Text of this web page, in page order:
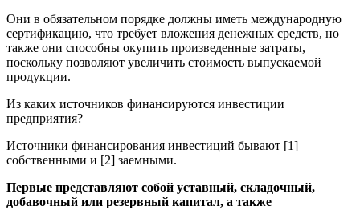
Они в обязательном порядке должны иметь международную
сертификацию, что требует вложения денежных средств, но
также они способны окупить произведенные затраты,
поскольку позволяют увеличить стоимость выпускаемой
продукции.
Из каких источников финансируются инвестиции
предприятия?
Источники финансирования инвестиций бывают [1]
собственными и [2] заемными.
Первые представляют собой уставный, складочный,
добавочный или резервный капитал, а также